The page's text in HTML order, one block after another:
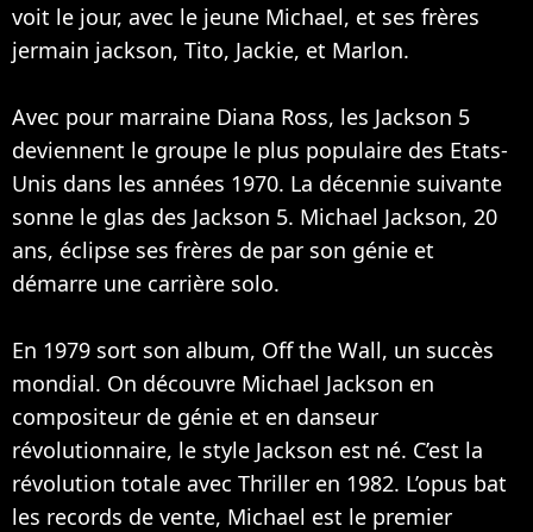
voit le jour, avec le jeune Michael, et ses frères
jermain jackson, Tito, Jackie, et Marlon.
Avec pour marraine Diana Ross, les Jackson 5
deviennent le groupe le plus populaire des Etats-
Unis dans les années 1970. La décennie suivante
sonne le glas des Jackson 5. Michael Jackson, 20
ans, éclipse ses frères de par son génie et
démarre une carrière solo.
En 1979 sort son album, Off the Wall, un succès
mondial. On découvre Michael Jackson en
compositeur de génie et en danseur
révolutionnaire, le style Jackson est né. C’est la
révolution totale avec Thriller en 1982. L’opus bat
les records de vente, Michael est le premier